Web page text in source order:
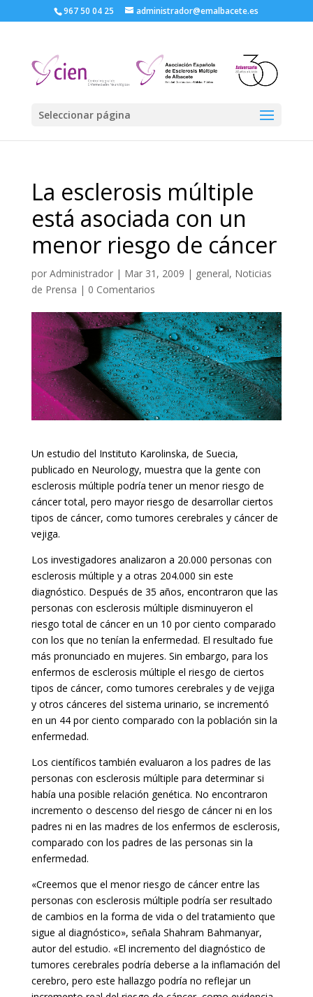
967 50 04 25 administrador@emalbacete.es
Seleccionar página
La esclerosis múltiple
está asociada con un
menor riesgo de cáncer
por Administrador| Mar 31, 2009 | general, Noticias
de Prensa | 0 Comentarios
Un estudio del Instituto Karolinska, de Suecia,
publicado en Neurology, muestra que la gente con
esclerosis múltiple podría tener un menor riesgo de
cáncer total, pero mayor riesgo de desarrollar ciertos
tipos de cáncer, como tumores cerebrales y cáncer de
vejiga.
Los investigadores analizaron a 20.000 personas con
esclerosis múltiple y a otras 204.000 sin este
diagnóstico. Después de 35 años, encontraron que las
personas con esclerosis múltiple disminuyeron el
riesgo total de cáncer en un 10 por ciento comparado
con los que no tenían la enfermedad. El resultado fue
más pronunciado en mujeres. Sin embargo, para los
enfermos de esclerosis múltiple el riesgo de ciertos
tipos de cáncer, como tumores cerebrales y de vejiga
y otros cánceres del sistema urinario, se incrementó
en un 44 por ciento comparado con la población sin la
enfermedad.
Los científicos también evaluaron a los padres de las
personas con esclerosis múltiple para determinar si
había una posible relación genética. No encontraron
incremento o descenso del riesgo de cáncer ni en los
padres ni en las madres de los enfermos de esclerosis,
comparado con los padres de las personas sin la
enfermedad.
«Creemos que el menor riesgo de cáncer entre las
personas con esclerosis múltiple podría ser resultado
de cambios en la forma de vida o del tratamiento que
sigue al diagnóstico», señala Shahram Bahmanyar,
autor del estudio. «El incremento del diagnóstico de
tumores cerebrales podría deberse a la inflamación del
cerebro, pero este hallazgo podría no reflejar un